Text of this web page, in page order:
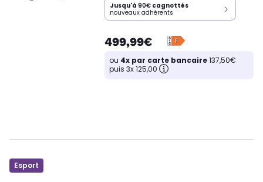
Jusqu'à 90€ cagnottés
nouveaux adhérents
499,99€
ou 4x par carte bancaire137,50€
puis 3x 125,00
Esport